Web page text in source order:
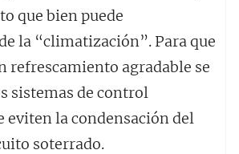
que bien puede
la “climatización”. Para que
refrescamiento agradable se
sistemas de control
eviten la condensación del
soterrado.